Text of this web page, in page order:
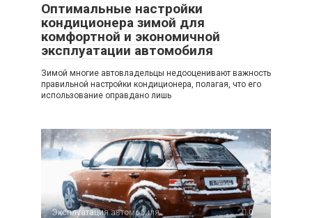
Оптимальные настройки
кондиционера зимой для
комфортной и экономичной
эксплуатации автомобиля
Зимой многие автовладельцы недооценивают важность
правильной настройки кондиционера, полагая, что его
использование оправдано лишь
Эксплуатация автомобиля 0